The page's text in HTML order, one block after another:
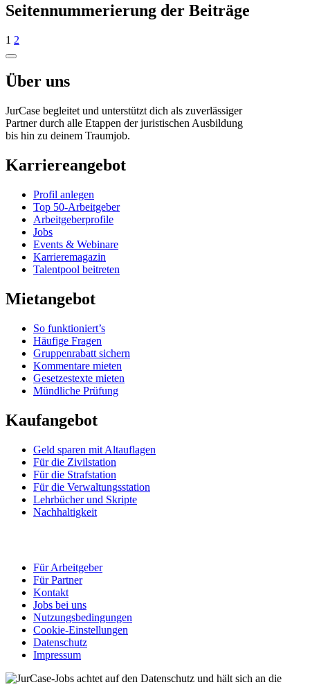
Seitennummerierung der Beiträge
1 2
Über uns
JurCase begleitet und unterstützt dich als zuverlässiger
Partner durch alle Etappen der juristischen Ausbildung
bis hin zu deinem Traumjob.
Karriereangebot
Profil anlegen
Top 50-Arbeitgeber
Arbeitgeberprofile
Jobs
Events & Webinare
Karrieremagazin
Talentpool beitreten
Mietangebot
So funktioniert’s
Häufige Fragen
Gruppenrabatt sichern
Kommentare mieten
Gesetzestexte mieten
Mündliche Prüfung
Kaufangebot
Geld sparen mit Altauflagen
Für die Zivilstation
Für die Strafstation
Für die Verwaltungsstation
Lehrbücher und Skripte
Nachhaltigkeit
Für Arbeitgeber
Für Partner
Kontakt
Jobs bei uns
Nutzungsbedingungen
Cookie-Einstellungen
Datenschutz
Impressum